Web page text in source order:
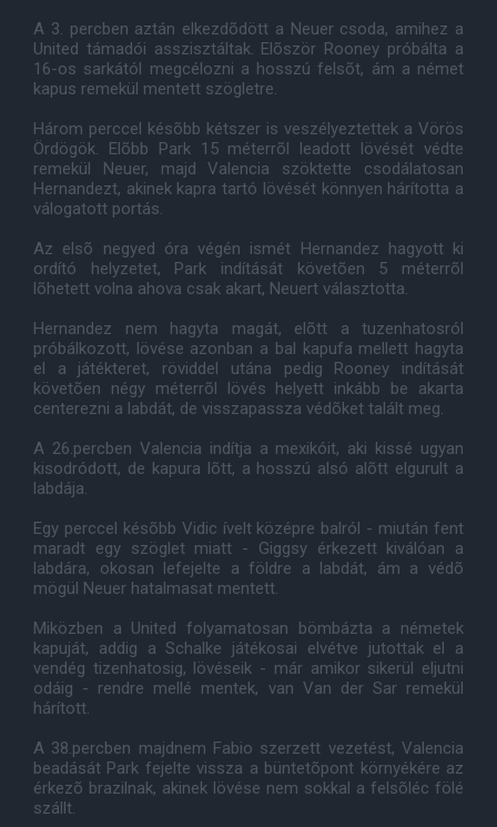
A 3. percben aztán elkezdõdött a Neuer csoda, amihez a
United támadói asszisztáltak. Elõször Rooney próbálta a
16-os sarkától megcélozni a hosszú felsõt, ám a német
kapus remekül mentett szögletre.
Három perccel késõbb kétszer is veszélyeztettek a Vörös
Ördögök. Elõbb Park 15 méterrõl leadott lövését védte
remekül Neuer, majd Valencia szöktette csodálatosan
Hernandezt, akinek kapra tartó lövését könnyen hárította a
válogatott portás.
Az elsõ negyed óra végén ismét Hernandez hagyott ki
ordító helyzetet, Park indítását követõen 5 méterrõl
lõhetett volna ahova csak akart, Neuert választotta.
Hernandez nem hagyta magát, elõtt a tuzenhatosról
próbálkozott, lövése azonban a bal kapufa mellett hagyta
el a játékteret, röviddel utána pedig Rooney indítását
követõen négy méterrõl lövés helyett inkább be akarta
centerezni a labdát, de visszapassza védõket talált meg.
A 26.percben Valencia indítja a mexikóit, aki kissé ugyan
kisodródott, de kapura lõtt, a hosszú alsó alõtt elgurult a
labdája.
Egy perccel késõbb Vidic ívelt középre balról - miután fent
maradt egy szöglet miatt - Giggsy érkezett kiválóan a
labdára, okosan lefejelte a földre a labdát, ám a védõ
mögül Neuer hatalmasat mentett.
Miközben a United folyamatosan bömbázta a németek
kapuját, addig a Schalke játékosai elvétve jutottak el a
vendég tizenhatosig, lövéseik - már amikor sikerül eljutni
odáig - rendre mellé mentek, van Van der Sar remekül
hárított.
A 38.percben majdnem Fabio szerzett vezetést, Valencia
beadását Park fejelte vissza a büntetõpont környékére az
érkezõ brazilnak, akinek lövése nem sokkal a felsõléc fölé
szállt.